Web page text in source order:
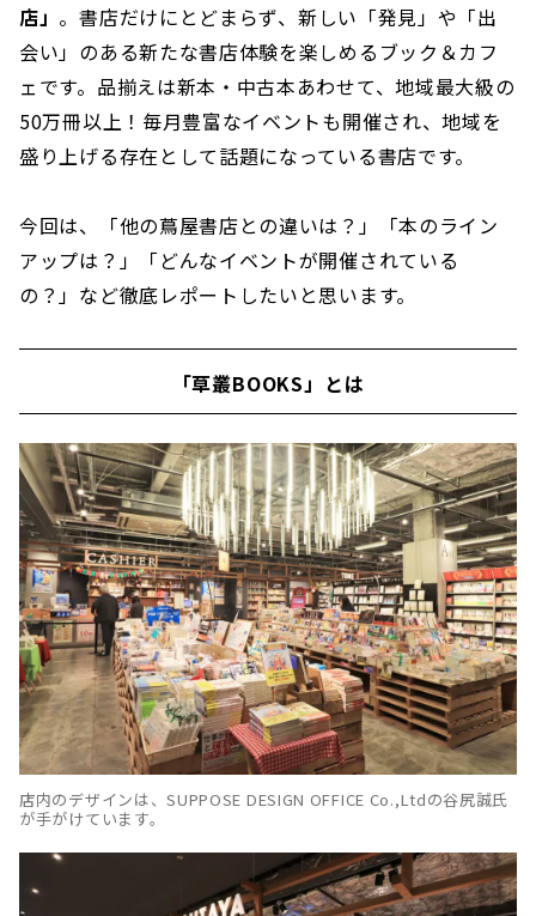
店」 。書店だけにとどまらず、新しい「発見」や「出
会い」のある新たな書店体験を楽しめるブック＆カフ
ェです。品揃えは新本・中古本あわせて、地域最大級の
50万冊以上！毎月豊富なイベントも開催され、地域を
盛り上げる存在として話題になっている書店です。
今回は、「他の蔦屋書店との違いは？」「本のライン
アップは？」「どんなイベントが開催されている
の？」など徹底レポートしたいと思います。
「草叢BOOKS」とは
店内のデザインは、SUPPOSE DESIGN OFFICE Co.,Ltdの谷尻誠氏
が手がけています。